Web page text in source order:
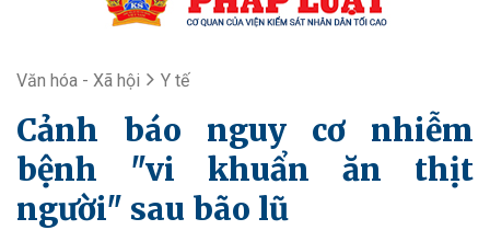
Văn hóa - Xã hội Y tế
Cảnh báo nguy cơ nhiễm
bệnh "vi khuẩn ăn thịt
người" sau bão lũ